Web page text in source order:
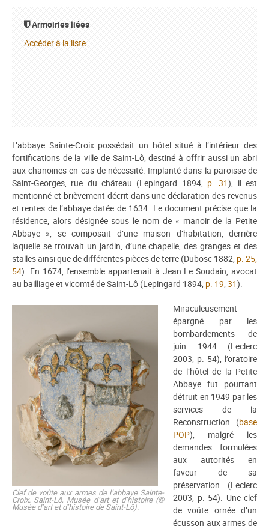
Armoiries liées
Accéder à la liste
L’abbaye Sainte-Croix possédait un hôtel situé à l’intérieur des
fortifications de la ville de Saint-Lô, destiné à offrir aussi un abri
aux chanoines en cas de nécessité. Implanté dans la paroisse de
Saint-Georges, rue du château (Lepingard 1894, p. 31), il est
mentionné et brièvement décrit dans une déclaration des revenus
et rentes de l’abbaye datée de 1634. Le document précise que la
résidence, alors désignée sous le nom de « manoir de la Petite
Abbaye », se composait d’une maison d’habitation, derrière
laquelle se trouvait un jardin, d’une chapelle, des granges et des
stalles ainsi que de différentes pièces de terre (Dubosc 1882, p. 25,
54). En 1674, l’ensemble appartenait à Jean Le Soudain, avocat
au bailliage et vicomté de Saint-Lô (Lepingard 1894, p. 19, 31).
Clef de voûte aux armes de l’abbaye Sainte-
Croix. Saint-Lô, Musée d’art et d’histoire (©
Musée d’art et d’histoire de Saint-Lô).
Miraculeusement
épargné par les
bombardements de
juin 1944 (Leclerc
2003, p. 54), l’oratoire
de l’hôtel de la Petite
Abbaye fut pourtant
détruit en 1949 par les
services de la
Reconstruction (base
POP), malgré les
demandes formulées
aux autorités en
faveur de sa
préservation (Leclerc
2003, p. 54). Une clef
de voûte ornée d’un
écusson aux armes de